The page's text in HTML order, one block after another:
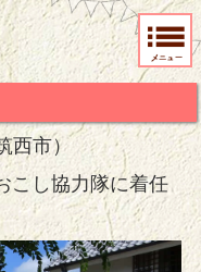
住応援サイト ちくせいかつ
西市）
こし協力隊に着任